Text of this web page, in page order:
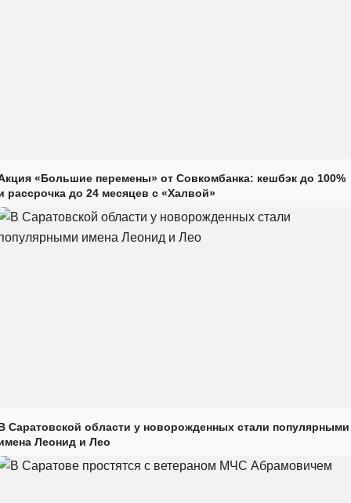
«Большие перемены» от Совкомбанка: кешбэк до 100%
рассрочка до 24 месяцев с «Халвой»
Саратовской области у новорожденных стали популярными
Леонид и Лео